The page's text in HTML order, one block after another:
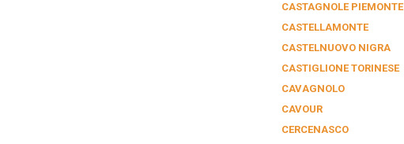
CASTAGNOLE PIEMONTE
CASTELLAMONTE
CASTELNUOVO NIGRA
CASTIGLIONE TORINESE
CAVAGNOLO
CAVOUR
CERCENASCO